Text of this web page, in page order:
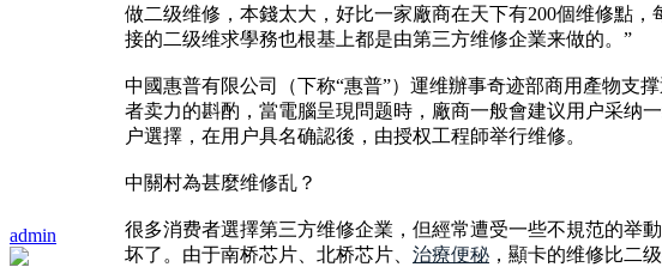
admin
做二级维修，本錢太大，好比一家廠商在天下有200個维修點
接的二级维求學務也根基上都是由第三方维修企業来做的。”
中國惠普有限公司（下称“惠普”）運维辦事奇迹部商用產物支
者卖力的斟酌，當電腦呈現問题時，廠商一般會建议用户采纳
户選擇，在用户具名确認後，由授权工程師举行维修。
中關村為甚麼维修乱？
很多消费者選擇第三方维修企業，但經常遭受一些不規范的举
坏了。由于南桥芯片、北桥芯片、 治療便秘 ，顯卡的维修比二